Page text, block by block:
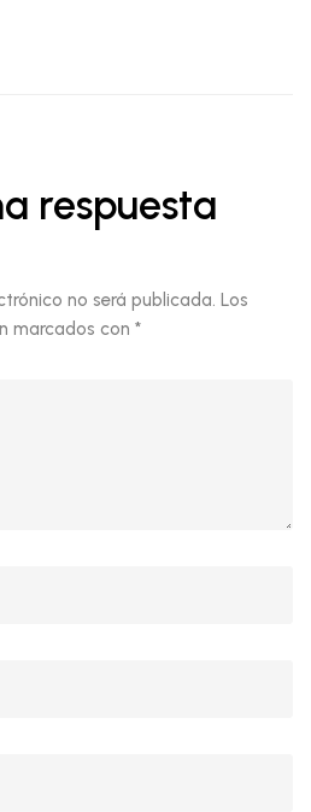
respuesta
no será publicada. Los
marcados con *